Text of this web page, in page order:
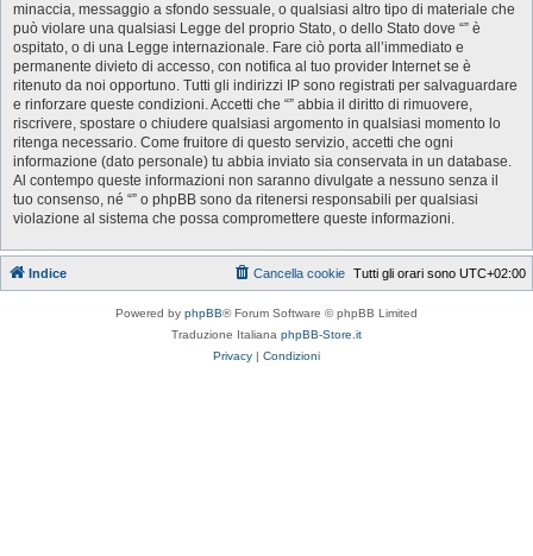
minaccia, messaggio a sfondo sessuale, o qualsiasi altro tipo di materiale che
può violare una qualsiasi Legge del proprio Stato, o dello Stato dove “” è
ospitato, o di una Legge internazionale. Fare ciò porta all’immediato e
permanente divieto di accesso, con notifica al tuo provider Internet se è
ritenuto da noi opportuno. Tutti gli indirizzi IP sono registrati per salvaguardare
e rinforzare queste condizioni. Accetti che “” abbia il diritto di rimuovere,
riscrivere, spostare o chiudere qualsiasi argomento in qualsiasi momento lo
ritenga necessario. Come fruitore di questo servizio, accetti che ogni
informazione (dato personale) tu abbia inviato sia conservata in un database.
Al contempo queste informazioni non saranno divulgate a nessuno senza il
tuo consenso, né “” o phpBB sono da ritenersi responsabili per qualsiasi
violazione al sistema che possa compromettere queste informazioni.
Indice Tutti gli orari sono UTC+02:00
Cancella cookie
Powered by phpBB® Forum Software © phpBB Limited
Traduzione Italiana phpBB-Store.it
Privacy | Condizioni